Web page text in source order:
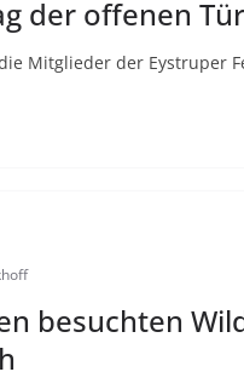
der offenen Tür
Mitglieder der Eystruper
besuchten